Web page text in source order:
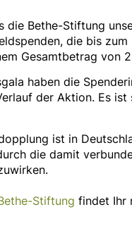
die Bethe-Stiftung
die bis
Gesamtbetrag von
haben die
der Aktion. Es
ist in
die damit
Stiftung findet Ihr